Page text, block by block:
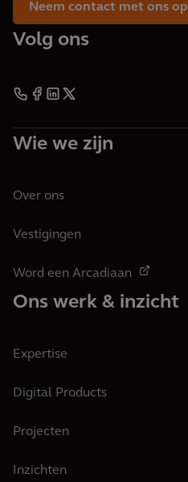
Neem contact met ons op
Volg ons
Wie we zijn
Over ons
Vestigingen
Word een Arcadiaan
Ons werk & inzicht
Expertise
Digital Products
Projecten
Inzichten